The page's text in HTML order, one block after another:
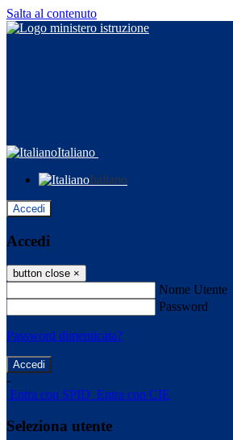
Salta al contenuto
Italiano
Italiano
Accedi
Accedi
button close ×
Nome Utente
Password
Password dimenticata?
-
Entra con SPID Entra con CIE
Seleziona utente